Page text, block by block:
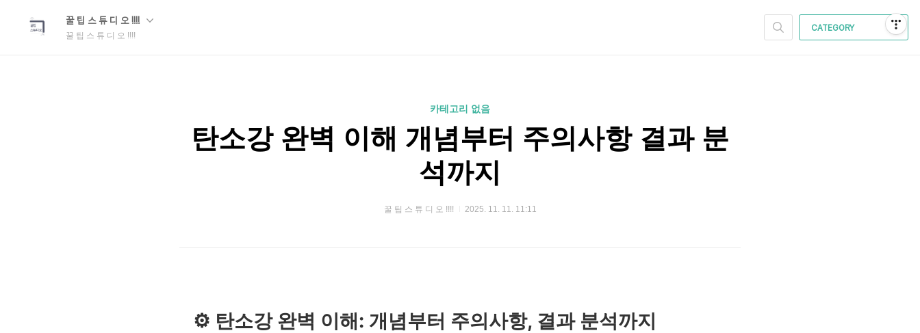
꿀 팁 스 튜 디 오 !!!!
꿀 팁 스 튜 디 오 !!!!
CATEGORY
카테고리 없음
탄소강 완벽 이해 개념부터 주의사항 결과 분
석까지
꿀 팁 스 튜 디 오 !!!! 2025. 11. 11. 11:11
⚙️ 탄소강 완벽 이해: 개념부터 주의사항, 결과 분석까지